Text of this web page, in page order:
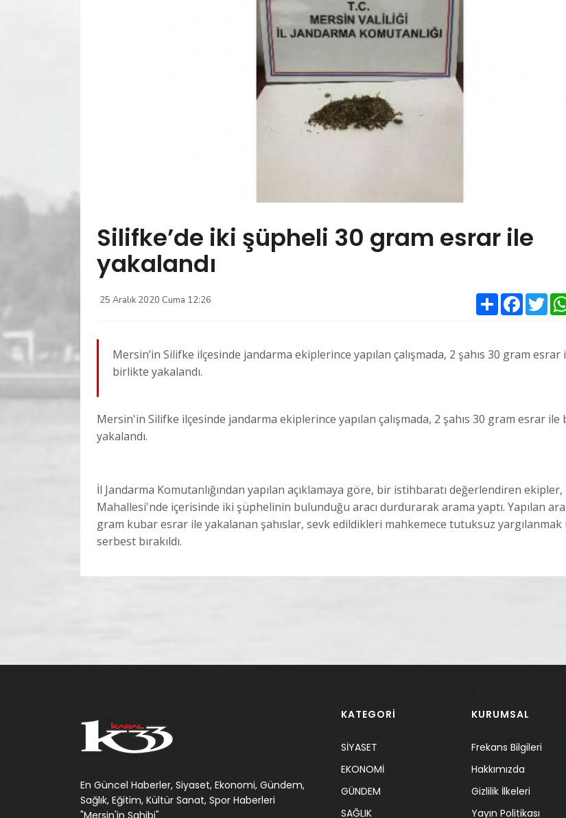
Silifke’de iki şüpheli 30 gram esrar ile
yakalandı
25 Aralık 2020 Cuma 12:26 PaylaşFacebook
Mersin’in Silifke ilçesinde jandarma ekiplerince yapılan çalışmada, 2 şahıs 30 gram esrar
birlikte yakalandı.
Mersin'in Silifke ilçesinde jandarma ekiplerince yapılan çalışmada, 2 şahıs 30 gram esrar ile
yakalandı.
İl Jandarma Komutanlığından yapılan açıklamaya göre, bir istihbaratı değerlendiren ekipler,
Mahallesi'nde içerisinde iki şüphelinin bulunduğu aracı durdurarak arama yaptı. Yapılan
gram kubar esrar ile yakalanan şahıslar, sevk edildikleri mahkemece tutuksuz yargılanmak
serbest bırakıldı.
En Güncel Haberler, Siyaset, Ekonomi, Gündem,
Sağlık, Eğitim, Kültür Sanat, Spor Haberleri
"Mersin'in Sahibi"
KATEGORİ
SİYASET
EKONOMİ
GÜNDEM
SAĞLIK
KURUMSAL
Frekans Bilgileri
Hakkımızda
Gizlilik İlkeleri
Yayın Politikası